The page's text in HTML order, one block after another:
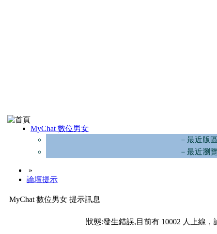
MyChat 數位男女
－最近版
－最近瀏
»
論壇提示
MyChat 數位男女 提示訊息
狀態:發生錯誤,目前有 10002 人上線